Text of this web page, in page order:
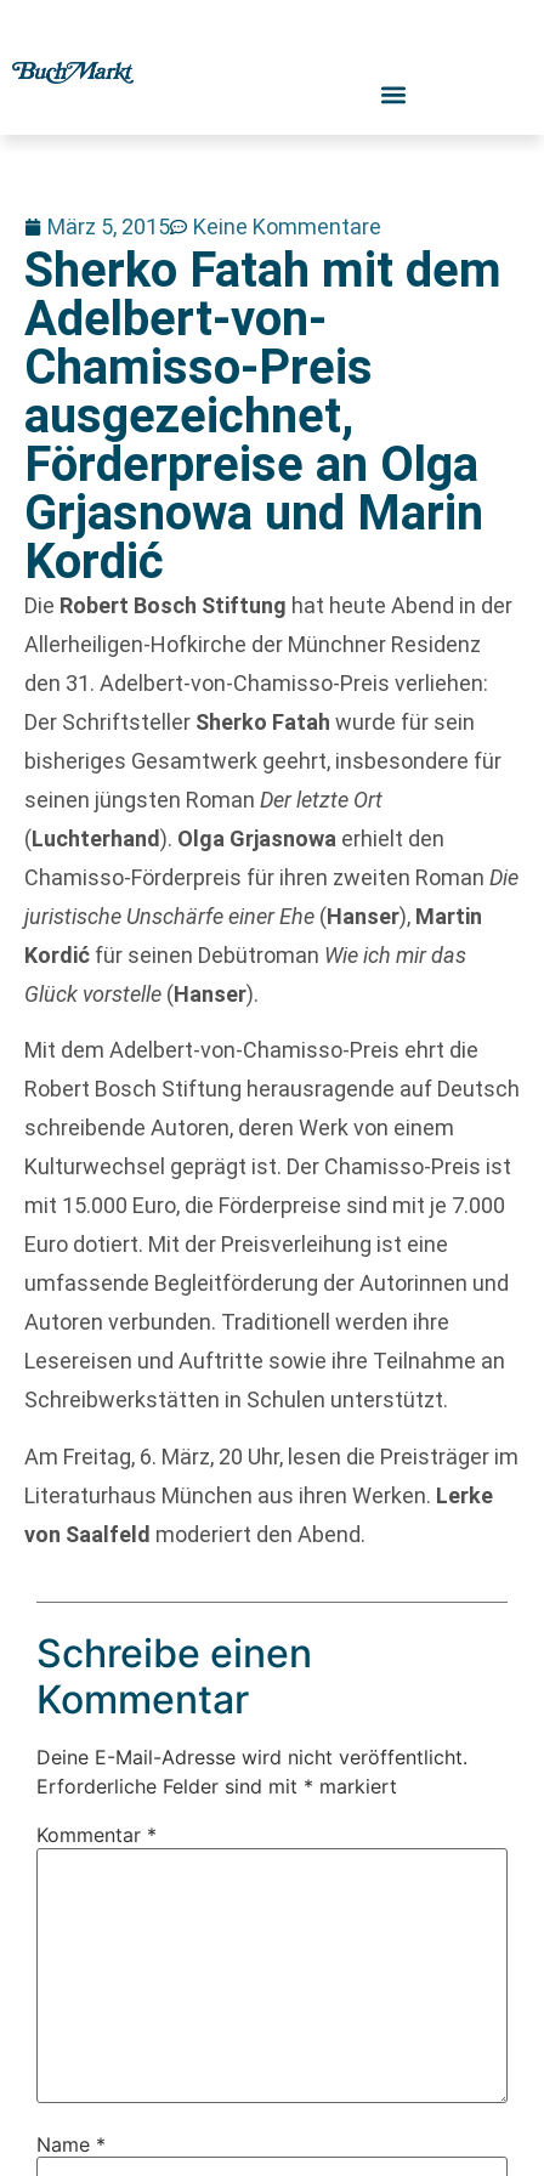
März 5, 2015 Keine Kommentare
Sherko Fatah mit dem
Adelbert-von-
Chamisso-Preis
ausgezeichnet,
Förderpreise an Olga
Grjasnowa und Marin
Kordić
Die Robert Bosch Stiftung hat heute Abend in der
Allerheiligen-Hofkirche der Münchner Residenz
den 31. Adelbert-von-Chamisso-Preis verliehen:
Der Schriftsteller Sherko Fatah wurde für sein
bisheriges Gesamtwerk geehrt, insbesondere für
seinen jüngsten Roman Der letzte Ort
(Luchterhand). Olga Grjasnowa erhielt den
Chamisso-Förderpreis für ihren zweiten Roman Die
juristische Unschärfe einer Ehe (Hanser), Martin
Kordić für seinen Debütroman Wie ich mir das
Glück vorstelle (Hanser).
Mit dem Adelbert-von-Chamisso-Preis ehrt die
Robert Bosch Stiftung herausragende auf Deutsch
schreibende Autoren, deren Werk von einem
Kulturwechsel geprägt ist. Der Chamisso-Preis ist
mit 15.000 Euro, die Förderpreise sind mit je 7.000
Euro dotiert. Mit der Preisverleihung ist eine
umfassende Begleitförderung der Autorinnen und
Autoren verbunden. Traditionell werden ihre
Lesereisen und Auftritte sowie ihre Teilnahme an
Schreibwerkstätten in Schulen unterstützt.
Am Freitag, 6. März, 20 Uhr, lesen die Preisträger im
Literaturhaus München aus ihren Werken. Lerke
von Saalfeld moderiert den Abend.
Schreibe einen
Kommentar
Deine E-Mail-Adresse wird nicht veröffentlicht.
Erforderliche Felder sind mit * markiert
Kommentar *
Name *